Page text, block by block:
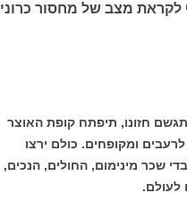
לקראת מצב של מחסור כרוני
חזונו, תיפתח קופת האוצר
ומקופחים. כולם ירצו
שכר מינימום, החולים, הנכים,